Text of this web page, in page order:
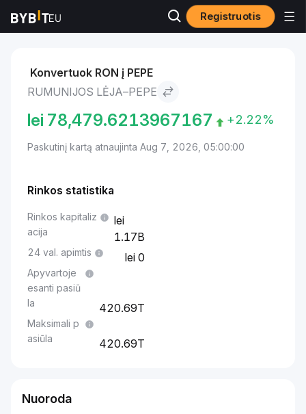
Registruotis
Rinkos Pepe kaina PEPE Rumunijos lėja to Pepe
Konvertuok RON į PEPE
RUMUNIJOS LĖJA–PEPE
lei 78,479.6213967167 +2.22%
Paskutinį kartą atnaujinta Aug 7, 2026, 05:00:00
Rinkos statistika
Rinkos kapitaliz
acija
1.17B
24 val. apimtis 0
Apyvartoje
esanti pasiū
la
420.69T
Maksimali p
asiūla
420.69T
Nuoroda